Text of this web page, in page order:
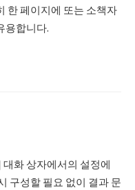
한 페이지에 또는 소책자
용합니다.
화 상자에서의 설정에
구성할 필요 없이 결과 문